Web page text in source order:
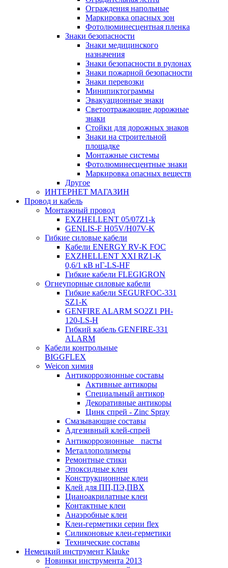
Ограждения напольные
Маркировка опасных зон
Фотолюминесцентная пленка
Знаки безопасности
Знаки медицинского
назначения
Знаки безопасности в рулонах
Знаки пожарной безопасности
Знаки перевозки
Минипиктограммы
Эвакуационные знаки
Светоотражающие дорожные
знаки
Стойки для дорожных знаков
Знаки на строительной
площадке
Монтажные системы
Фотолюминесцентные знаки
Маркировка опасных веществ
Другое
ИНТЕРНЕТ МАГАЗИН
Провод и кабель
Монтажный провод
EXZHELLENT 05/07Z1-k
GENLIS-F Н05V/H07V-K
Гибкие силовые кабели
Кабели ENERGY RV-K FOC
EXZHELLENT XXI RZ1-K
0,6/1 кВ нГ-LS-HF
Гибкие кабели FLEGIGRON
Огнеупорные силовые кабели
Гибкие кабели SEGURFOC-331
SZ1-K
GENFIRE ALARM SO2Z1 PH-
120-LS-H
Гибкий кабель GENFIRE-331
ALARM
Кабели контрольные
BIGGFLEX
Weicon химия
Антикоррозионные составы
Активные антикоры
Специальный антикор
Декоративные антикоры
Цинк спрей - Zinc Spray
Смазывающие составы
Адгезивный клей-спрей
Антикоррозионные пасты
Металлополимеры
Ремонтные стики
Эпоксидные клеи
Конструкционные клеи
Клей для ПП,ПЭ,ПВХ
Цианоакрилатные клеи
Контактные клеи
Анаэробные клеи
Клеи-герметики серии flex
Силиконовые клеи-герметики
Технические составы
Немецкий инструмент Klauke
Новинки инструмента 2013